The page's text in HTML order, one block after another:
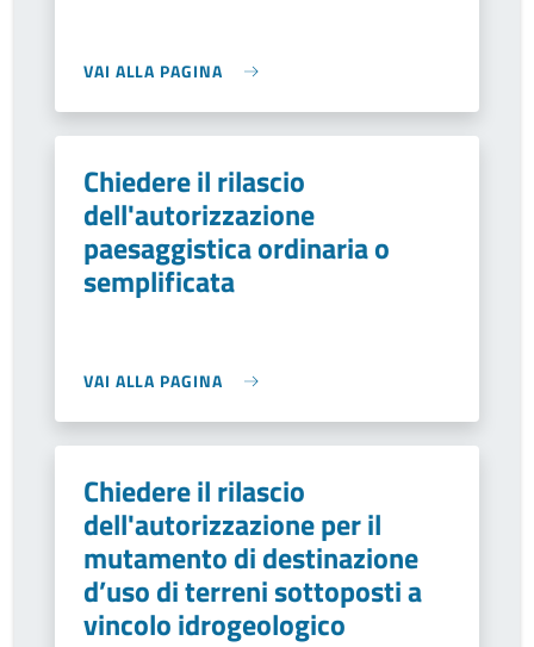
VAI ALLA PAGINA
Chiedere il rilascio
dell'autorizzazione
paesaggistica ordinaria o
semplificata
VAI ALLA PAGINA
Chiedere il rilascio
dell'autorizzazione per il
mutamento di destinazione
d’uso di terreni sottoposti a
vincolo idrogeologico